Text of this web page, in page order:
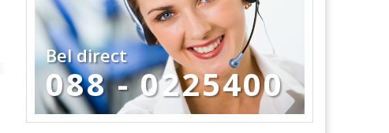
Bel direct
088 - 0225400